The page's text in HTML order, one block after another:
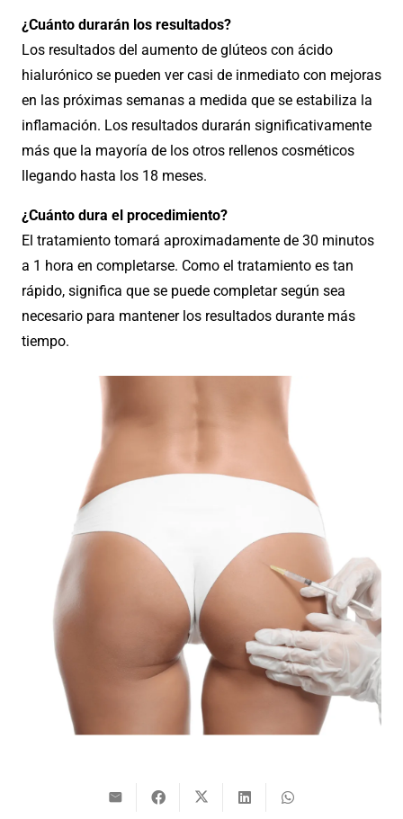
¿Cuánto durarán los resultados?
Los resultados del aumento de glúteos con ácido
hialurónico se pueden ver casi de inmediato con mejoras
en las próximas semanas a medida que se estabiliza la
inflamación. Los resultados durarán significativamente
más que la mayoría de los otros rellenos cosméticos
llegando hasta los 18 meses.
¿Cuánto dura el procedimiento?
El tratamiento tomará aproximadamente de 30 minutos
a 1 hora en completarse. Como el tratamiento es tan
rápido, significa que se puede completar según sea
necesario para mantener los resultados durante más
tiempo.